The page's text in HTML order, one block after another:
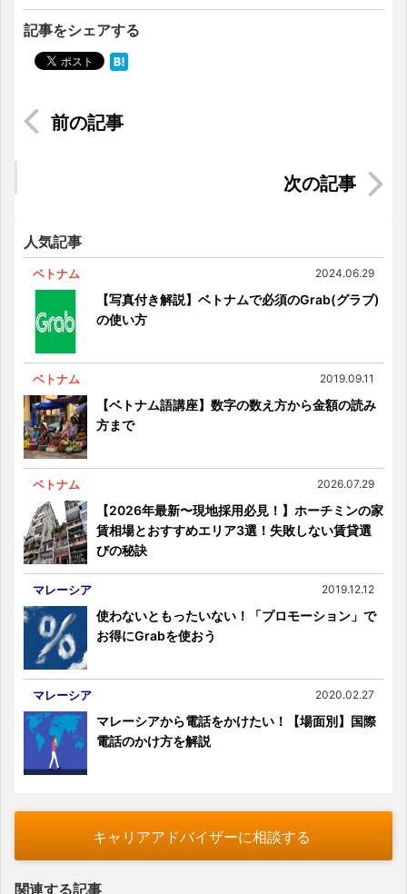
記事をシェアする
【インドネシア】日用品は何でも買える！けど、
シンガポールと日本の間での郵送方法と配送事情
人気記事
ベトナム 2024.06.29
【写真付き解説】ベトナムで必須のGrab(グラブ)
の使い方
ベトナム 2019.09.11
【ベトナム語講座】数字の数え方から金額の読み
方まで
ベトナム 2026.07.29
【2026年最新〜現地採用必見！】ホーチミンの家
賃相場とおすすめエリア3選！失敗しない賃貸選
びの秘訣
マレーシア 2019.12.12
使わないともったいない！「プロモーション」で
お得にGrabを使おう
マレーシア 2020.02.27
マレーシアから電話をかけたい！【場面別】国際
電話のかけ方を解説
キャリアアドバイザーに相談する
関連する記事